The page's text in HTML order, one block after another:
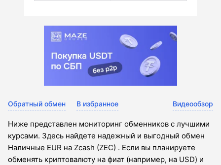
Обратный обмен В избранное Видеообзор
Ниже представлен мониторинг обменников с лучшими
курсами. Здесь найдете надежный и выгодный обмен
Наличные EUR на Zcash (ZEC) . Если вы планируете
обменять криптовалюту на фиат (например, на USD) и